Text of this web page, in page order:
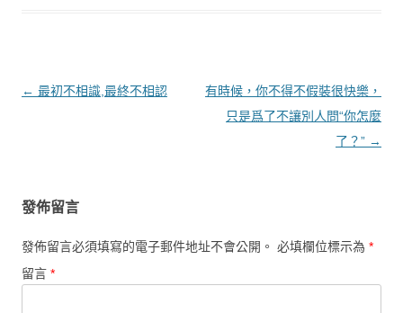
文章導覽
← 最初不相識,最終不相認
有時候，你不得不假裝很快樂，
只是爲了不讓別人問“你怎麼
了？” →
發佈留言
發佈留言必須填寫的電子郵件地址不會公開。 必填欄位標示為 *
留言 *